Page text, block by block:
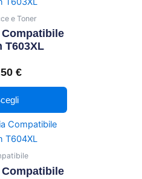
e Toner
T603XL
€
ha
più
varianti.
opzioni
possono
essere
del
prodotto
Questo
prodotto
ha
più